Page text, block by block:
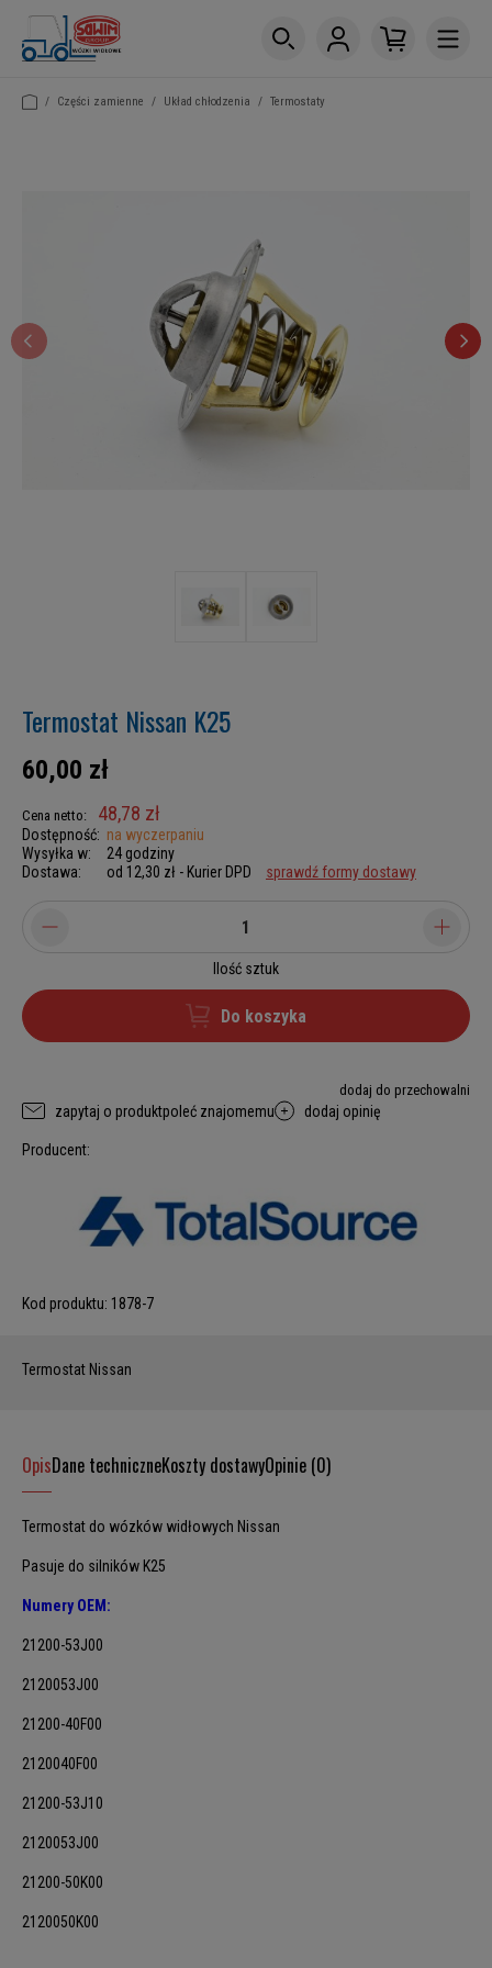
/ Części zamienne / Układ chłodzenia / Termostaty
Termostat Nissan K25
60,00 zł
Cena netto: 48,78 zł
Dostępność: na wyczerpaniu
Wysyłka w:
24 godziny
Dostawa:
od 12,30 zł - Kurier DPD sprawdź formy dostawy
Ilość sztuk
Do koszyka
dodaj do przechowalni
zapytaj o produktpoleć znajomemu dodaj opinię
Producent:
Kod produktu: 1878-7
Termostat Nissan
OpisDane techniczneKoszty dostawyOpinie (0)
Termostat do wózków widłowych Nissan
Pasuje do silników K25
Numery OEM:
21200-53J00
2120053J00
21200-40F00
2120040F00
21200-53J10
2120053J00
21200-50K00
2120050K00